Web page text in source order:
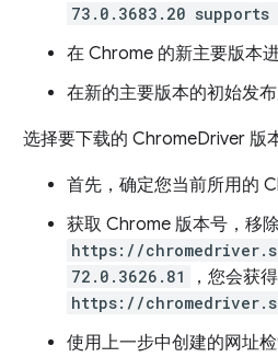
73.0.3683.20
在 Chrome 的新主要版本
在新的主要版本的初始发
选择要下载的 ChromeDriver 版
首先，确定您当前所用的
获取 Chrome 版本号，移
https://
72.0.3626.81 ，您会获
https://
使用上一步中创建的网址